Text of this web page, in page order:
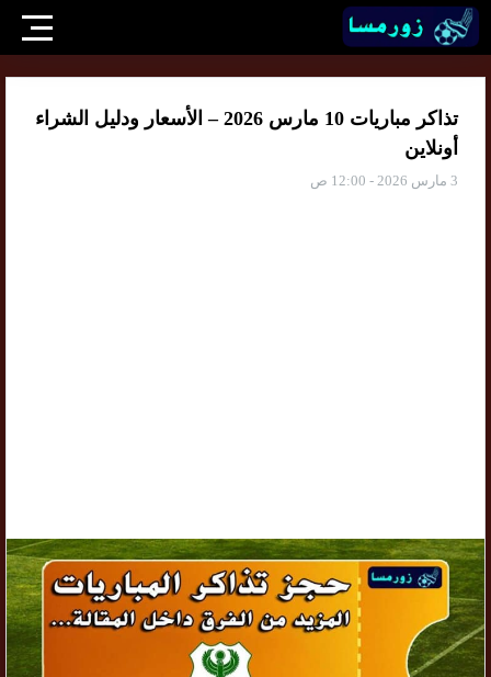
تذاكر مباريات 10 مارس 2026 – الأسعار ودليل الشراء
أونلاين
3 مارس 2026 - 12:00 ص